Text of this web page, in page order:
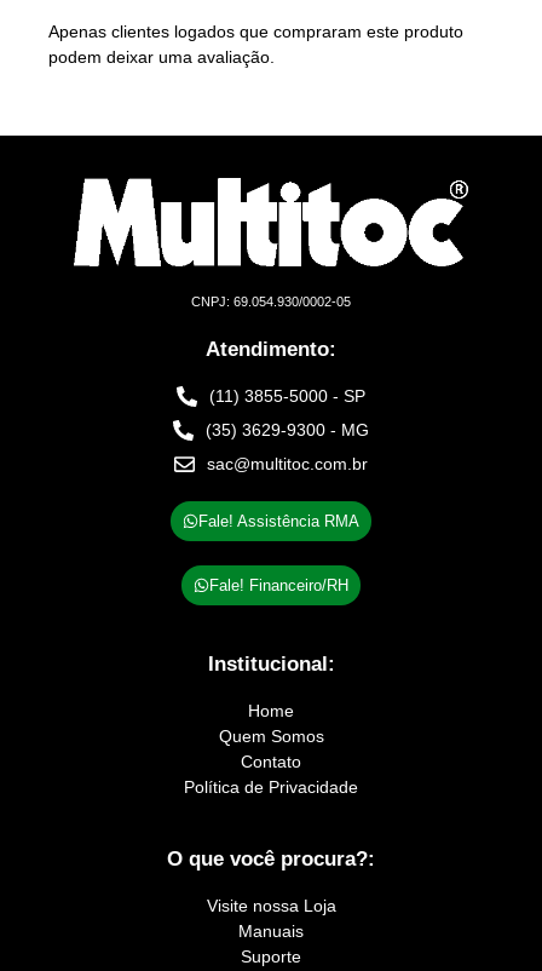
Apenas clientes logados que compraram este produto
podem deixar uma avaliação.
CNPJ: 69.054.930/0002-05
Atendimento:
(11) 3855-5000 - SP
(35) 3629-9300 - MG
sac@multitoc.com.br
Fale! Assistência RMA
Fale! Financeiro/RH
Institucional:
Home
Quem Somos
Contato
Política de Privacidade
O que você procura?:
Visite nossa Loja
Manuais
Suporte